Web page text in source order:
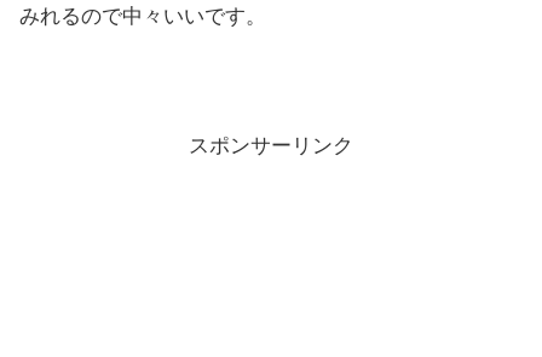
みれるので中々いいです。
スポンサーリンク